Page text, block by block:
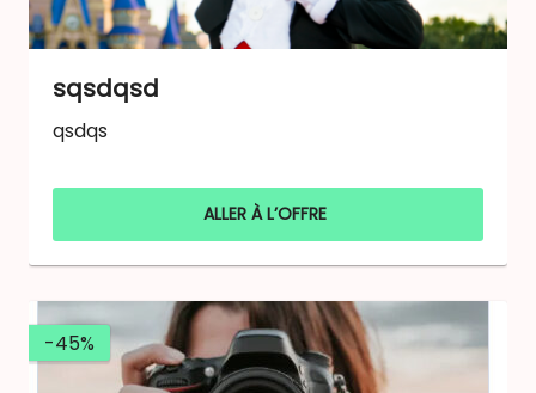
sqsdqsd
qsdqs
ALLER À L’OFFRE
-45%